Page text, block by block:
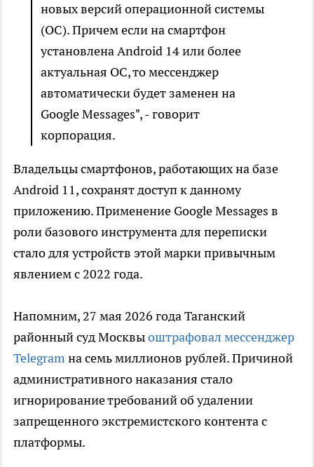
новых версий операционной системы
(ОС). Причем если на смартфон
установлена Android 14 или более
актуальная ОС, то мессенджер
автоматически будет заменен на
Google Messages", - говорит
корпорация.
Владельцы смартфонов, работающих на базе
Android 11, сохранят доступ к данному
приложению. Применение Google Messages в
роли базового инструмента для переписки
стало для устройств этой марки привычным
явлением с 2022 года.
Напомним, 27 мая 2026 года Таганский
районный суд Москвыоштрафовал мессенджер
Telegram на семь миллионов рублей. Причиной
административного наказания стало
игнорирование требований об удалении
запрещенного экстремистского контента с
платформы.